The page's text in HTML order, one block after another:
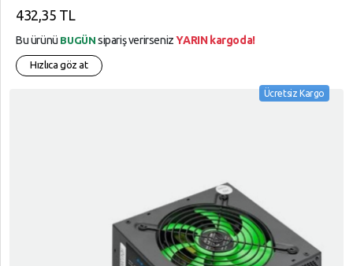
432,35 TL
Bu ürünü BUGÜN sipariş verirsenizYARIN kargoda!
Hızlıca göz at
Ücretsiz Kargo